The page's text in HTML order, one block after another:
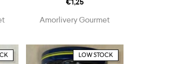
Amorlivery Gourmet
LOW STOCK